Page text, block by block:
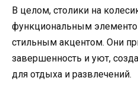
В целом, столики на
функциональным
стильным акцентом. Они
завершенность и уют,
для отдыха и развлечений.